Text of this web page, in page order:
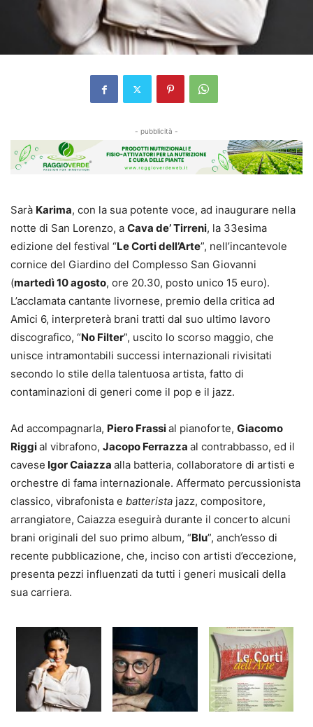
- pubblicità -
Sarà Karima, con la sua potente voce, ad inaugurare nella
notte di San Lorenzo, a Cava de’ Tirreni, la 33esima
edizione del festival “Le Corti dell’Arte”, nell’incantevole
cornice del Giardino del Complesso San Giovanni
(martedì 10 agosto, ore 20.30, posto unico 15 euro).
L’acclamata cantante livornese, premio della critica ad
Amici 6, interpreterà brani tratti dal suo ultimo lavoro
discografico, “No Filter”, uscito lo scorso maggio, che
unisce intramontabili successi internazionali rivisitati
secondo lo stile della talentuosa artista, fatto di
contaminazioni di generi come il pop e il jazz.
Ad accompagnarla, Piero Frassial pianoforte, Giacomo
Riggial vibrafono, Jacopo Ferrazza al contrabbasso, ed il
cavese Igor Caiazza alla batteria, collaboratore di artisti e
orchestre di fama internazionale. Affermato percussionista
classico, vibrafonista e batterista jazz, compositore,
arrangiatore, Caiazza eseguirà durante il concerto alcuni
brani originali del suo primo album, “Blu”, anch’esso di
recente pubblicazione, che, inciso con artisti d’eccezione,
presenta pezzi influenzati da tutti i generi musicali della
sua carriera.